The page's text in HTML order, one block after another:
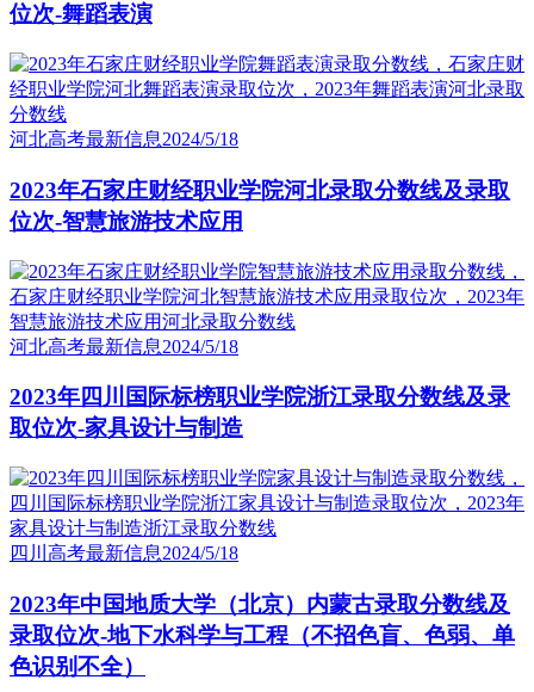
位次-舞蹈表演
河北高考最新信息2024/5/18
2023年石家庄财经职业学院河北录取分数线及录取
位次-智慧旅游技术应用
河北高考最新信息2024/5/18
2023年四川国际标榜职业学院浙江录取分数线及录
取位次-家具设计与制造
四川高考最新信息2024/5/18
2023年中国地质大学（北京）内蒙古录取分数线及
录取位次-地下水科学与工程（不招色盲、色弱、单
色识别不全）